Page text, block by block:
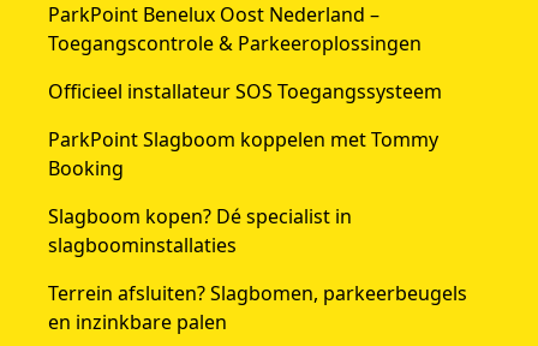
ParkPoint Benelux Oost Nederland –
Toegangscontrole & Parkeeroplossingen
Officieel installateur SOS Toegangssysteem
ParkPoint Slagboom koppelen met Tommy
Booking
Slagboom kopen? Dé specialist in
slagboominstallaties
Terrein afsluiten? Slagbomen, parkeerbeugels
en inzinkbare palen